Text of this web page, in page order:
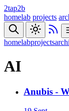
2tap2b
homelab projects
homelabprojects
AI
Anubis -